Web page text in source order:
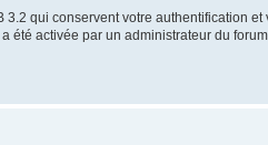
qui conservent votre authentification
été activée par un administrateur du